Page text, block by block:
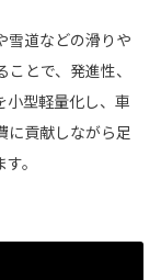
雪道などの滑りや
とで、発進性、
小型軽量化し、車
に貢献しながら足
。